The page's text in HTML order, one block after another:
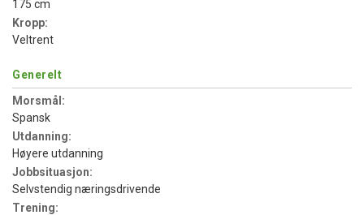
175 cm
Kropp:
Veltrent
Generelt
Morsmål:
Spansk
Utdanning:
Høyere utdanning
Jobbsituasjon:
Selvstendig næringsdrivende
Trening: